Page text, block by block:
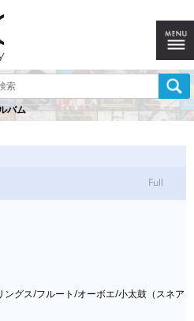
バム
Full
ングス/フルート/オーボエ/小太鼓（スネア